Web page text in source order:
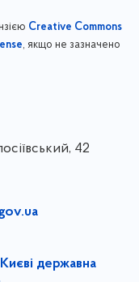
Creative Commons
, якщо не зазначено
42
державна